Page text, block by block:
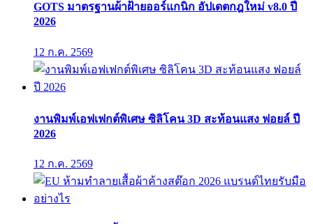
GOTS มาตรฐานผ้าฝ้ายออร์แกนิก อัปเดตกฎใหม่ v8.0 ปี
2026
12 ก.ค. 2569
งานพิมพ์เอฟเฟกต์พิเศษ ซิลิโคน 3D สะท้อนแสง ฟอยล์ ปี
2026
12 ก.ค. 2569